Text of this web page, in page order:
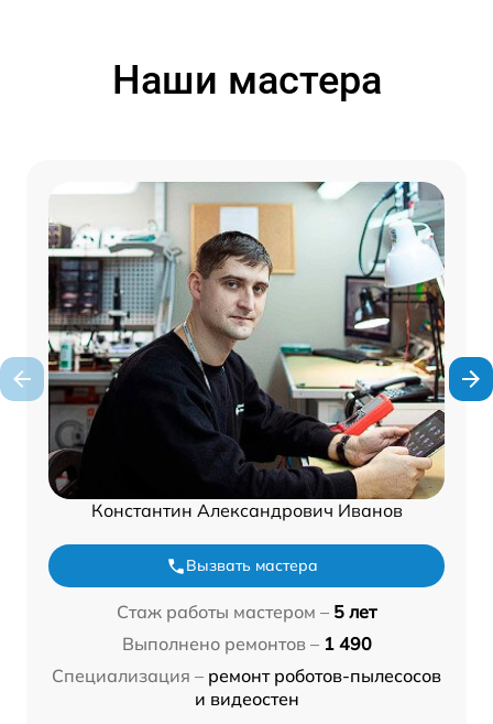
Наши мастера
Константин Александрович Иванов
Вызвать мастера
Стаж работы мастером – 5 лет
Выполнено ремонтов – 1 490
Специализация – ремонт роботов-пылесосов
и видеостен